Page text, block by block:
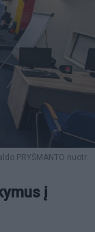
PRYŠMANTO nuotr.
į